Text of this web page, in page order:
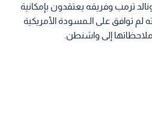
ترمب وفريقه يعتقدون بإمكانية
لم توافق على الـمسودة الأمريكية
إلى واشنطن.